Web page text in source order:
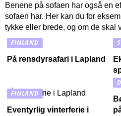
Benene på sofaen har også en
sofaen har. Her kan du for
tykke eller brede, og om de
FINLAND
På rensdyrsafari i Lapland
FINLAND
Eventyrlig vinterferie i